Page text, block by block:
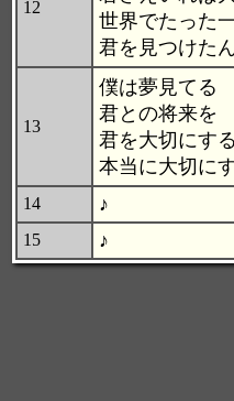
12
世界でたった
君を見つけた
13
僕は夢見てる
君との将来を
君を大切にす
本当に大切に
14 ♪
15 ♪